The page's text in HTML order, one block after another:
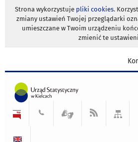
Strona wykorzystuje pliki cookies.
zmiany ustawień Twojej przeglądarki
umieszczane w Twoim urządzeniu
zmienić te